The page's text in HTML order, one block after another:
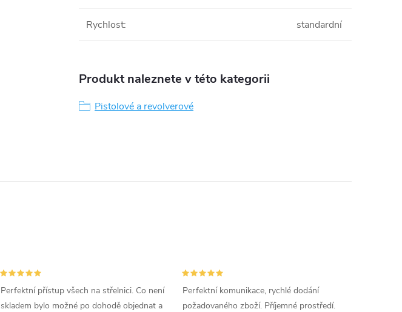
Rychlost: standardní
Produkt naleznete v této kategorii
Pistolové a revolverové
Perfektní přístup všech na střelnici. Co není
skladem bylo možné po dohodě objednat a
Perfektní komunikace, rychlé dodání
požadovaného zboží. Příjemné prostředí.